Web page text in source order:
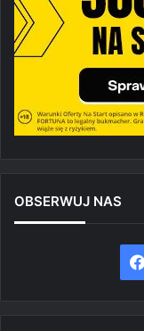
OBSERWUJ NAS